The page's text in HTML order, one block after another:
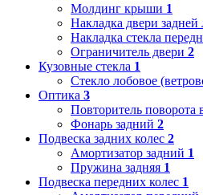
Молдинг крыши 1
Накладка двери задней
Накладка стекла
Ограничитель двери 2
Кузовные стекла 1
Стекло лобовое
Оптика 3
Повторитель поворота
Фонарь задний 2
Подвеска задних колес 2
Амортизатор задний 1
Пружина задняя 1
Подвеска передних колес 1